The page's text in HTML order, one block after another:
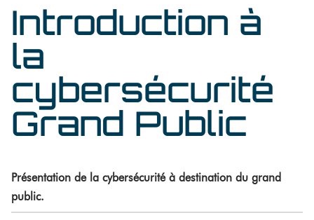
Introduction à
la
cybersécurité
Grand Public
Présentation de la cybersécurité à destination du grand
public.